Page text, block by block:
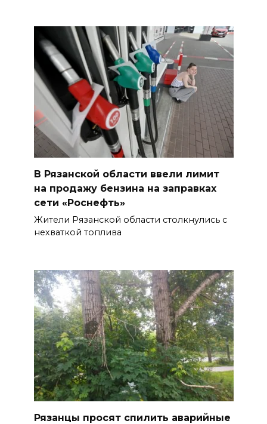
В Рязанской области ввели лимит
на продажу бензина на заправках
сети «Роснефть»
Жители Рязанской области столкнулись с
нехваткой топлива
Рязанцы просят спилить аварийные